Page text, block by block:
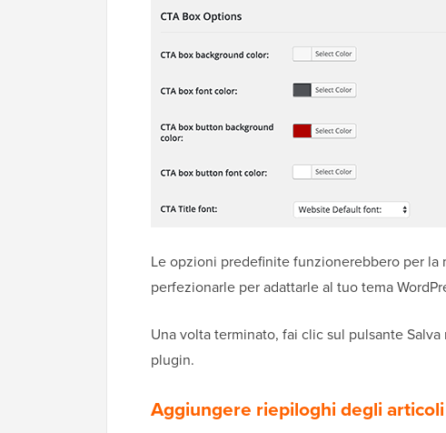
Le opzioni predefinite funzionerebbero per
perfezionarle per adattarle al tuo tema
Una volta terminato, fai clic sul pulsante
plugin.
Aggiungere riepiloghi degli